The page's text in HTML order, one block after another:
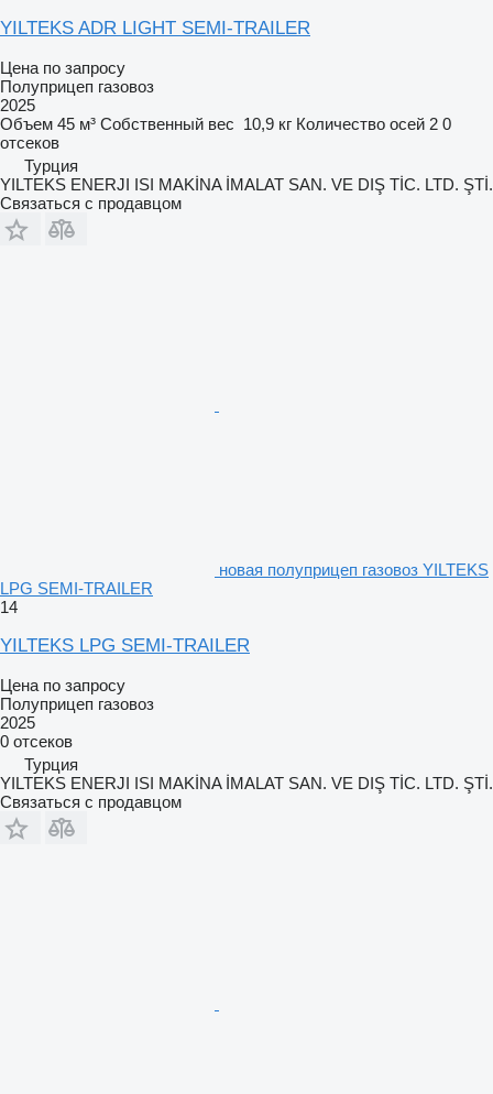
YILTEKS ADR LIGHT SEMI-TRAILER
Цена по запросу
Полуприцеп газовоз
2025
Объем 45 м³ Собственный вес 10,9 кг Количество осей 2 0
отсеков
Турция
YILTEKS ENERJI ISI MAKİNA İMALAT SAN. VE DIŞ TİC. LTD. ŞTİ.
Связаться с продавцом
новая полуприцеп газовоз YILTEKS
LPG SEMI-TRAILER
14
YILTEKS LPG SEMI-TRAILER
Цена по запросу
Полуприцеп газовоз
2025
0 отсеков
Турция
YILTEKS ENERJI ISI MAKİNA İMALAT SAN. VE DIŞ TİC. LTD. ŞTİ.
Связаться с продавцом